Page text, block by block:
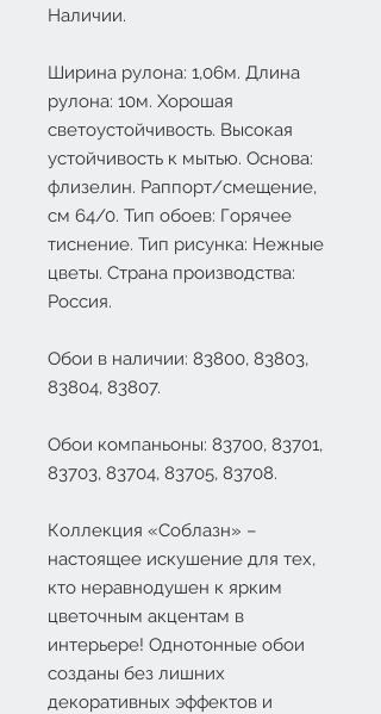
Наличии.
Ширина рулона: 1,06м. Длина
рулона: 10м. Хорошая
светоустойчивость. Высокая
устойчивость к мытью. Основа:
флизелин. Раппорт/смещение,
см 64/0. Тип обоев: Горячее
тиснение. Тип рисунка: Нежные
цветы. Страна производства:
Россия.
Обои в наличии: 83800, 83803,
83804, 83807.
Обои компаньоны: 83700, 83701,
83703, 83704, 83705, 83708.
Коллекция «Соблазн» –
настоящее искушение для тех,
кто неравнодушен к ярким
цветочным акцентам в
интерьере! Однотонные обои
созданы без лишних
декоративных эффектов и